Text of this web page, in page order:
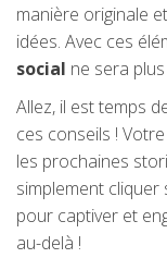
manière originale
idées. Avec ces
social ne sera
Allez, il est temps
ces conseils !
les prochaines
simplement cliquer
pour captiver et
au-delà !